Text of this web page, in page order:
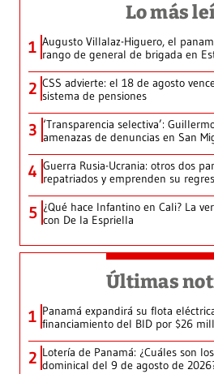
Lo más
1 Augusto Villalaz-Higuero, el
rango de general de brigada en
2 CSS advierte: el 18 de agosto
sistema de pensiones
3 ‘Transparencia selectiva’:
amenazas de denuncias en San
4 Guerra Rusia-Ucrania: otros dos
repatriados y emprenden su
5 ¿Qué hace Infantino en Cali? La
con De la Espriella
Últimas
1 Panamá expandirá su flota
financiamiento del BID por $26
2 Lotería de Panamá: ¿Cuáles son
dominical del 9 de agosto de